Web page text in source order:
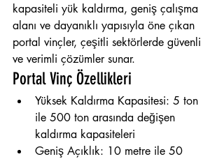
kapasiteli yük kaldırma, geniş çalışma
alanı ve dayanıklı yapısıyla öne çıkan
portal vinçler, çeşitli sektörlerde güvenli
ve verimli çözümler sunar.
Portal Vinç Özellikleri
Yüksek Kaldırma Kapasitesi: 5 ton
ile 500 ton arasında değişen
kaldırma kapasiteleri
Geniş Açıklık: 10 metre ile 50